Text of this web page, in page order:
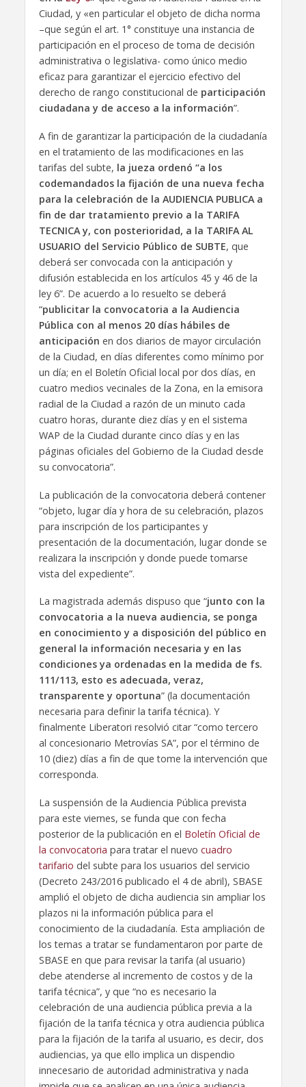
Ciudad, y «en particular el objeto de dicha norma
–que según el art. 1° constituye una instancia de
participación en el proceso de toma de decisión
administrativa o legislativa- como único medio
eficaz para garantizar el ejercicio efectivo del
derecho de rango constitucional de participación
ciudadana y de acceso a la información”.
A fin de garantizar la participación de la ciudadanía
en el tratamiento de las modificaciones en las
tarifas del subte, la jueza ordenó “a los
codemandados la fijación de una nueva fecha
para la celebración de la AUDIENCIA PUBLICA a
fin de dar tratamiento previo a la TARIFA
TECNICA y, con posterioridad, a la TARIFA AL
USUARIO del Servicio Público de SUBTE, que
deberá ser convocada con la anticipación y
difusión establecida en los artículos 45 y 46 de la
ley 6”. De acuerdo a lo resuelto se deberá
“publicitar la convocatoria a la Audiencia
Pública con al menos 20 días hábiles de
anticipación en dos diarios de mayor circulación
de la Ciudad, en días diferentes como mínimo por
un día; en el Boletín Oficial local por dos días, en
cuatro medios vecinales de la Zona, en la emisora
radial de la Ciudad a razón de un minuto cada
cuatro horas, durante diez días y en el sistema
WAP de la Ciudad durante cinco días y en las
páginas oficiales del Gobierno de la Ciudad desde
su convocatoria”.
La publicación de la convocatoria deberá contener
“objeto, lugar día y hora de su celebración, plazos
para inscripción de los participantes y
presentación de la documentación, lugar donde se
realizara la inscripción y donde puede tomarse
vista del expediente”.
La magistrada además dispuso que “junto con la
convocatoria a la nueva audiencia, se ponga
en conocimiento y a disposición del público en
general la información necesaria y en las
condiciones ya ordenadas en la medida de fs.
111/113, esto es adecuada, veraz,
transparente y oportuna” (la documentación
necesaria para definir la tarifa técnica). Y
finalmente Liberatori resolvió citar “como tercero
al concesionario Metrovías SA”, por el término de
10 (diez) días a fin de que tome la intervención que
corresponda.
La suspensión de la Audiencia Pública prevista
para este viernes, se funda que con fecha
posterior de la publicación en el Boletín Oficial de
la convocatoria para tratar el nuevo cuadro
tarifario del subte para los usuarios del servicio
(Decreto 243/2016 publicado el 4 de abril), SBASE
amplió el objeto de dicha audiencia sin ampliar los
plazos ni la información pública para el
conocimiento de la ciudadanía. Esta ampliación de
los temas a tratar se fundamentaron por parte de
SBASE en que para revisar la tarifa (al usuario)
debe atenderse al incremento de costos y de la
tarifa técnica”, y que “no es necesario la
celebración de una audiencia pública previa a la
fijación de la tarifa técnica y otra audiencia pública
para la fijación de la tarifa al usuario, es decir, dos
audiencias, ya que ello implica un dispendio
innecesario de autoridad administrativa y nada